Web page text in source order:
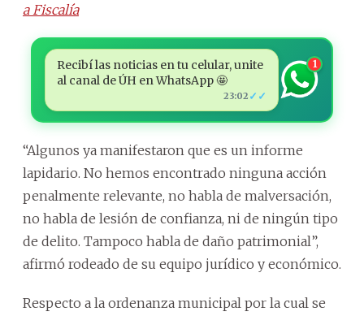
a Fiscalía
Recibí las noticias en tu celular, unite
al canal de ÚH en WhatsApp 🤩
23:02 ✓✓
1
“Algunos ya manifestaron que es un informe
lapidario. No hemos encontrado ninguna acción
penalmente relevante, no habla de malversación,
no habla de lesión de confianza, ni de ningún tipo
de delito. Tampoco habla de daño patrimonial”,
afirmó rodeado de su equipo jurídico y económico.
Respecto a la ordenanza municipal por la cual se